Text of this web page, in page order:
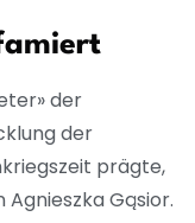
der
der
prägte,
Gąsior.